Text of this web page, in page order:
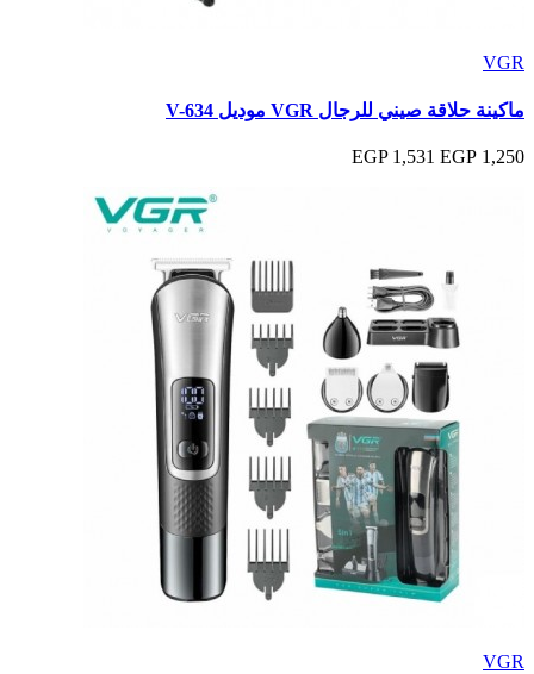
VGR
ماكينة حلاقة صيني للرجال VGR موديل V-634
1,250 EGP
1,531 EGP
VGR